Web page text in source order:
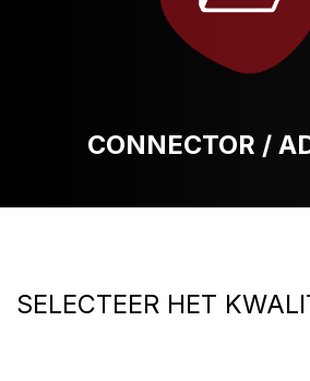
CONNECTOR /
SELECTEER HET